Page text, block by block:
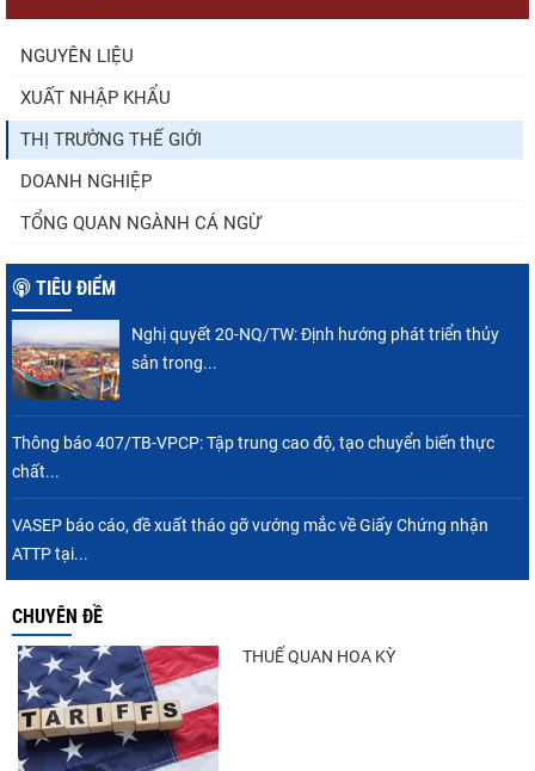
NGUYÊN LIỆU
XUẤT NHẬP KHẨU
THỊ TRƯỜNG THẾ GIỚI
DOANH NGHIỆP
TỔNG QUAN NGÀNH CÁ NGỪ
TIÊU ĐIỂM
Nghị quyết 20-NQ/TW: Định hướng phát triển thủy
sản trong...
Thông báo 407/TB-VPCP: Tập trung cao độ, tạo chuyển biến thực
chất...
VASEP báo cáo, đề xuất tháo gỡ vướng mắc về Giấy Chứng nhận
ATTP tại...
CHUYÊN ĐỀ
THUẾ QUAN HOA KỲ